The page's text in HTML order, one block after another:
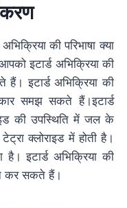
की परिभाषा क्या
इटार्ड अभिक्रिया की
इटार्ड अभिक्रिया की
समझ सकते हैं।इटार्ड
की उपस्थिति में जल के
क्लोराइड में होती है।
इटार्ड अभिक्रिया की
कर सकते हैं।